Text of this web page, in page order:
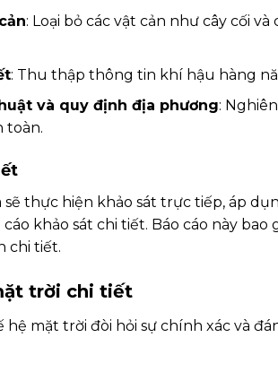
: Loại bỏ các vật cản như cây cối
: Thu thập thông tin khí hậu hàng
và quy định địa phương:
toàn.
sẽ thực hiện khảo sát trực tiếp, áp
khảo sát chi tiết. Báo cáo này
chi tiết.
trời chi tiết
mặt trời đòi hỏi sự chính xác và